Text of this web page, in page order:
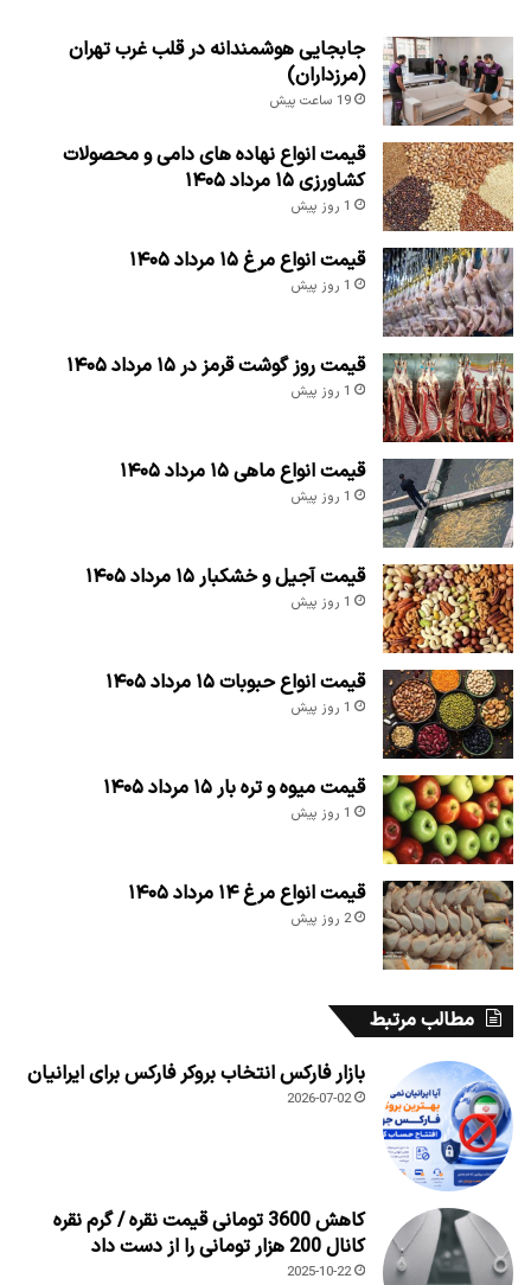
جابجایی هوشمندانه در قلب غرب تهران
(مرزداران)
19 ساعت پیش
قیمت انواع نهاده های دامی و محصولات
کشاورزی ۱۵ مرداد ۱۴۰۵
1 روز پیش
قیمت انواع مرغ ۱۵ مرداد ۱۴۰۵
1 روز پیش
قیمت روز گوشت قرمز در ۱۵ مرداد ۱۴۰۵
1 روز پیش
قیمت انواع ماهی ۱۵ مرداد ۱۴۰۵
1 روز پیش
قیمت آجیل و خشکبار ۱۵ مرداد ۱۴۰۵
1 روز پیش
قیمت انواع حبوبات ۱۵ مرداد ۱۴۰۵
1 روز پیش
قیمت میوه و تره بار ۱۵ مرداد ۱۴۰۵
1 روز پیش
قیمت انواع مرغ ۱۴ مرداد ۱۴۰۵
2 روز پیش
مطالب مرتبط
بازار فارکس انتخاب بروکر فارکس برای ایرانیان
2026-07-02
کاهش 3600 تومانی قیمت نقره / گرم نقره
کانال 200 هزار تومانی را از دست داد
2025-10-22